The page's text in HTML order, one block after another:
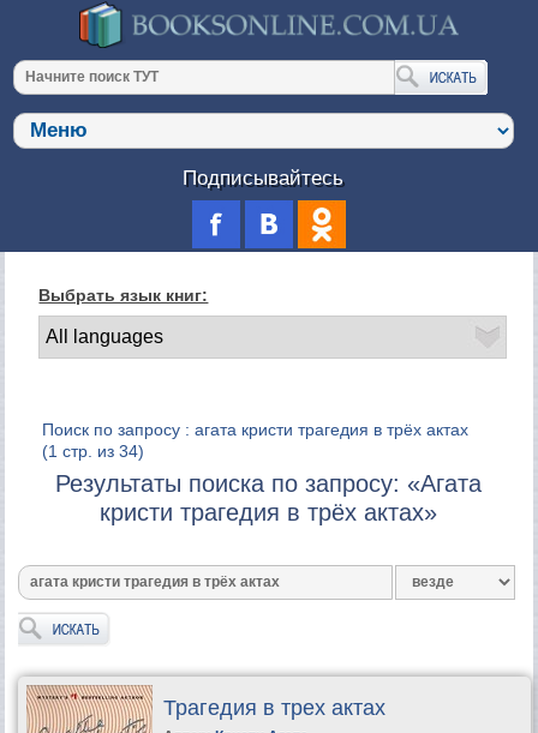
Подписывайтесь
Выбрать язык книг:
Поиск по запросу : агата кристи трагедия в трёх актах
(1 стр. из 34)
Результаты поиска по запросу: «Агата
кристи трагедия в трёх актах»
Трагедия в трех актах